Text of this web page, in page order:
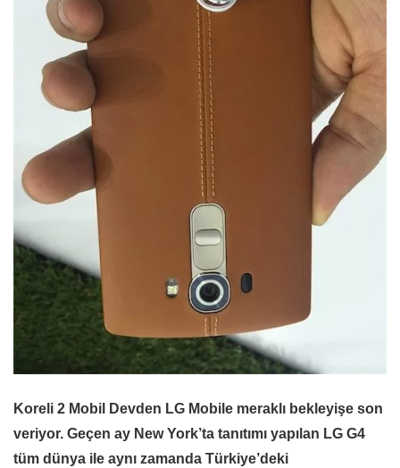
Koreli 2 Mobil Devden LG Mobile meraklı bekleyişe son
veriyor. Geçen ay New York’ta tanıtımı yapılan LG G4
tüm dünya ile aynı zamanda Türkiye’deki